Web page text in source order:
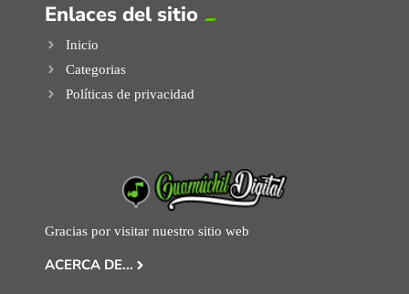
Enlaces del sitio
Inicio
Categorias
Políticas de privacidad
Gracias por visitar nuestro sitio web
ACERCA DE...